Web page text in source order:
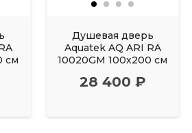
см
Душевая дверь
Aquatek AQ ARI RA
10020GM 100х200 см
28 400 ₽